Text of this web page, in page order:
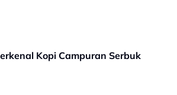
Kopi Campuran Serbuk